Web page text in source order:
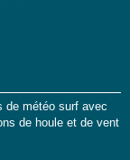
de météo surf avec
de houle et de vent